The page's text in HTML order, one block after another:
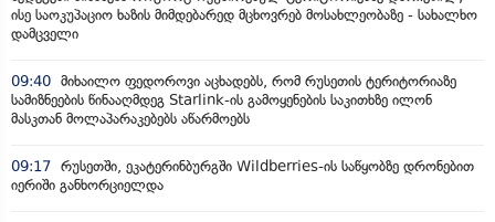
ისე საოკუპაციო ხაზის მიმდებარედ მცხოვრებ მოსახლეობაზე - სახალხო
დამცველი
09:40 მიხაილო ფედოროვი აცხადებს, რომ რუსეთის ტერიტორიაზე
სამიზნეების წინააღმდეგ Starlink-ის გამოყენების საკითხზე ილონ
მასკთან მოლაპარაკებებს აწარმოებს
09:17 რუსეთში, ეკატერინბურგში Wildberries-ის საწყობზე დრონებით
იერიში განხორციელდა